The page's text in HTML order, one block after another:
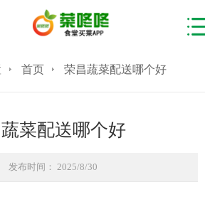
首页 荣昌蔬菜配送哪个好
菜配送哪个好
发布时间： 2025/8/30